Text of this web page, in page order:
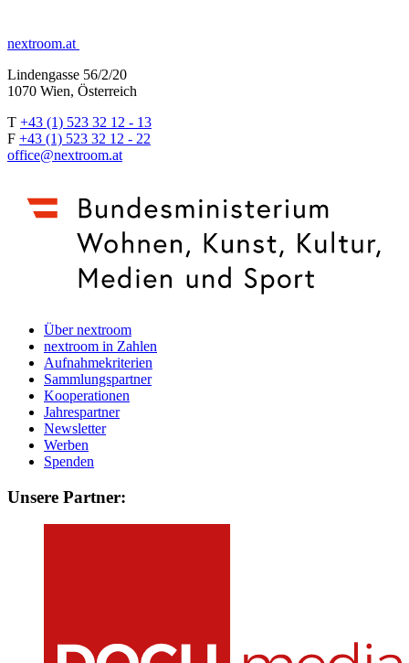
nextroom.at
Lindengasse 56/2/20
1070 Wien, Österreich
T +43 (1) 523 32 12 - 13
F +43 (1) 523 32 12 - 22
office@nextroom.at
Über nextroom
nextroom in Zahlen
Aufnahmekriterien
Sammlungspartner
Kooperationen
Jahrespartner
Newsletter
Werben
Spenden
Unsere Partner: